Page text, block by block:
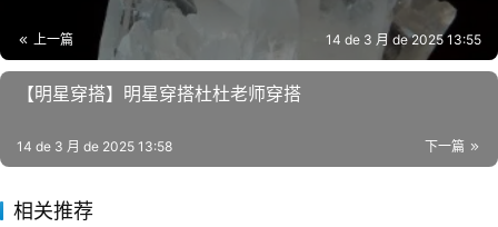
上一篇 14 de 3 月 de 2025 13:55
【明星‬穿搭】明星穿搭杜杜老师穿搭
下一篇
14 de 3 月 de 2025 13:58
相关推荐